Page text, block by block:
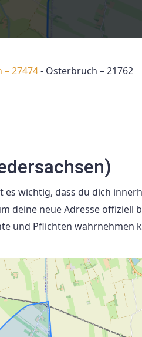
– 27474- Osterbruch – 21762
wichtig, dass du dich
deine neue Adresse offiziell
und Pflichten wahrnehmen